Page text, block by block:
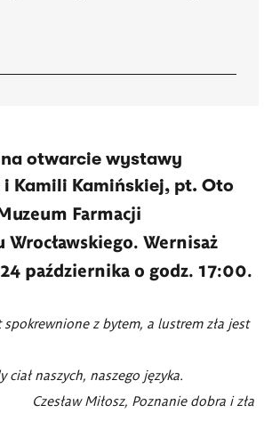
otwarcie wystawy
Kamili Kamińskiej, pt. Oto
Farmacji
Wernisaż
października o godz. 17:00.
spokrewnione z bytem, a lustrem zła jest
ciał naszych, naszego języka.
Czesław Miłosz, Poznanie dobra i zła